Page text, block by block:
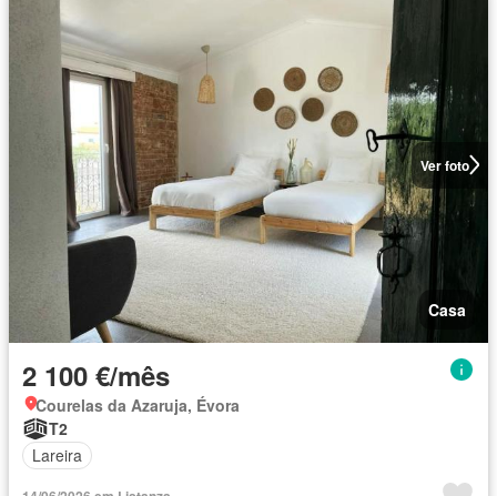
Ver foto
Casa
2 100 €/mês
Courelas da Azaruja, Évora
T2
Lareira